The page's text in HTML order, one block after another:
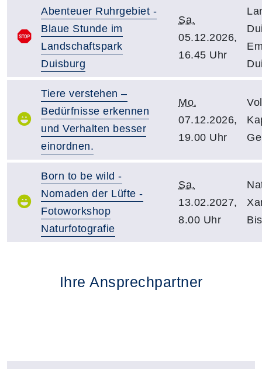
Abenteuer Ruhrgebiet -
Blaue Stunde im
Landschaftspark
Duisburg
Sa.
05.12.2026,
16.45 Uhr
Tiere verstehen –
Bedürfnisse erkennen
und Verhalten besser
einordnen.
Mo.
07.12.2026,
19.00 Uhr
Born to be wild -
Nomaden der Lüfte -
Fotoworkshop
Naturfotografie
Sa.
13.02.2027,
8.00 Uhr
Ihre Ansprechpartner